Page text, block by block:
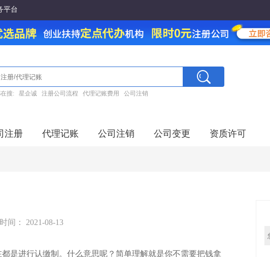
平台
搜: 星企诚 注册公司流程 代理记账费用 公司注销
注册 代理记账 公司注销 公司变更 资质许可
间： 2021-08-13
是进行认缴制。什么意思呢？简单理解就是你不需要把钱拿